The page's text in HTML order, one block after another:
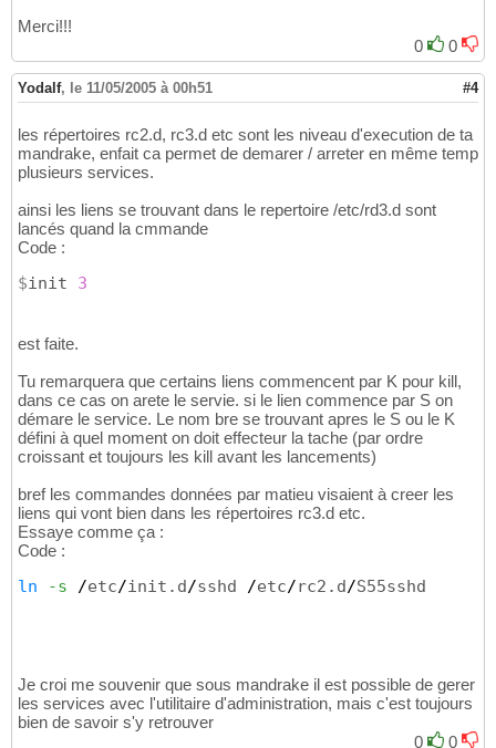
Merci!!!
0
0
Yodalf, le 11/05/2005 à 00h51 #4
les répertoires rc2.d, rc3.d etc sont les niveau d'execution de ta
mandrake, enfait ca permet de demarer / arreter en même temp
plusieurs services.
ainsi les liens se trouvant dans le repertoire /etc/rd3.d sont
lancés quand la cmmande
Code :
$init 3
est faite.
Tu remarquera que certains liens commencent par K pour kill,
dans ce cas on arete le servie. si le lien commence par S on
démare le service. Le nom bre se trouvant apres le S ou le K
défini à quel moment on doit effecteur la tache (par ordre
croissant et toujours les kill avant les lancements)
bref les commandes données par matieu visaient à creer les
liens qui vont bien dans les répertoires rc3.d etc.
Essaye comme ça :
Code :
ln -s /etc/init.d/sshd /etc/rc2.d/S55sshd
Je croi me souvenir que sous mandrake il est possible de gerer
les services avec l'utilitaire d'administration, mais c'est toujours
bien de savoir s'y retrouver
0
0